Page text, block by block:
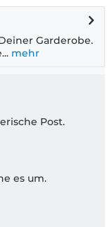
Garderobe.
mehr
Post.
es um.